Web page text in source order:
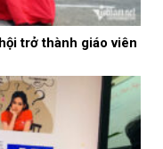
trở thành giáo viên